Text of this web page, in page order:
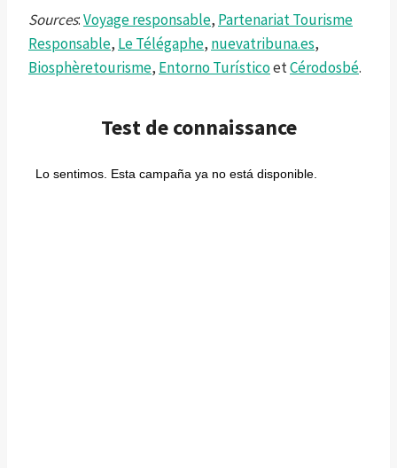
Sources:Voyage responsable, Partenariat Tourisme
Responsable, Le Télégaphe, nuevatribuna.es,
Biosphèretourisme, Entorno TurísticoetCérodosbé.
Test de connaissance